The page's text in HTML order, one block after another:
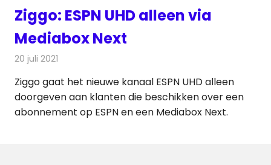
Ziggo: ESPN UHD alleen via
Mediabox Next
20 juli 2021
Ziggo gaat het nieuwe kanaal ESPN UHD alleen
doorgeven aan klanten die beschikken over een
abonnement op ESPN en een Mediabox Next.